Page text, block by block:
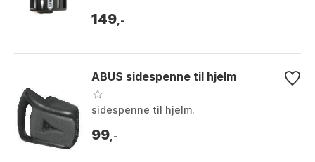
149 ,-
ABUS sidespenne til hjelm
sidespenne til hjelm.
99 ,-